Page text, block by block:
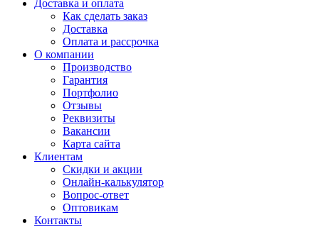
Доставка и оплата
Как сделать заказ
Доставка
Оплата и рассрочка
О компании
Производство
Гарантия
Портфолио
Отзывы
Реквизиты
Вакансии
Карта сайта
Клиентам
Скидки и акции
Онлайн-калькулятор
Вопрос-ответ
Оптовикам
Контакты